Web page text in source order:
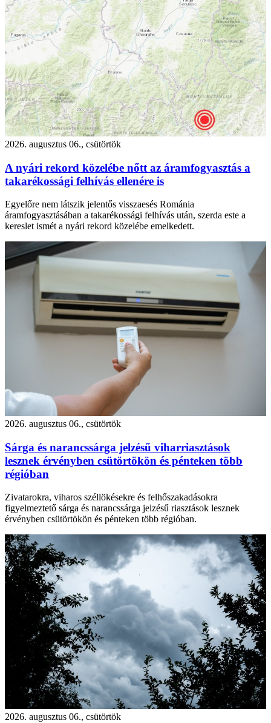
2026. augusztus 06., csütörtök
A nyári rekord közelébe nőtt az áramfogyasztás a
takarékossági felhívás ellenére is
Egyelőre nem látszik jelentős visszaesés Románia
áramfogyasztásában a takarékossági felhívás után, szerda este a
kereslet ismét a nyári rekord közelébe emelkedett.
2026. augusztus 06., csütörtök
Sárga és narancssárga jelzésű viharriasztások
lesznek érvényben csütörtökön és pénteken több
régióban
Zivatarokra, viharos széllökésekre és felhőszakadásokra
figyelmeztető sárga és narancssárga jelzésű riasztások lesznek
érvényben csütörtökön és pénteken több régióban.
2026. augusztus 06., csütörtök